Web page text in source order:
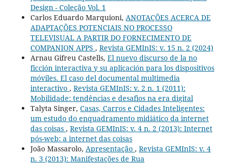
Design - Coleção Vol. 1
Carlos Eduardo Marquioni, ANOTAÇÕES ACERCA DE
ADAPTAÇÕES POTENCIAIS NO PROCESSO
TELEVISUAL A PARTIR DO FORNECIMENTO DE
COMPANION APPS , Revista GEMInIS: v. 15 n. 2 (2024)
Arnau Gifreu Castells, El nuevo discurso de la no
ficción interactiva y su aplicación para los dispositivos
móviles. El caso del documental multimedia
interactivo , Revista GEMInIS: v. 2 n. 1 (2011):
Mobilidade: tendências e desafios na era digital
Talyta Singer, Casas, Carros e Cidades Inteligentes:
um estudo do enquadramento midiático da internet
das coisas , Revista GEMInIS: v. 4 n. 2 (2013): Internet
pós-web: a internet das coisas
João Massarolo, Apresentação , Revista GEMInIS: v. 4
n. 3 (2013): Manifestações de Rua